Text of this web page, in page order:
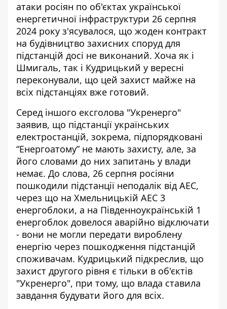
атаки росіян по об'єктах української
енергетичної інфраструктури 26 серпня
2024 року з'ясувалося, що жоден контракт
на будівництво захисних споруд для
підстанцій досі не виконаний. Хоча як і
Шмигаль, так і Кудрицький у вересні
переконували, що цей захист майже на
всіх підстанціях вже готовий.
Серед іншого ексголова "Укренерго"
заявив, що підстанції українських
електростанцій, зокрема, підпорядковані
“Енергоатому” не мають захисту, але, за
його словами до них запитань у влади
немає. До слова, 26 серпня росіяни
пошкодили підстанції неподалік від АЕС,
через що на Хмельницькій АЕС 3
енергоблоки, а на Південноукраїнській 1
енергоблок довелося аварійно відключати
- вони не могли передати вироблену
енергію через пошкодження підстанцій
споживачам. Кудрицький підкреслив, що
захист другого рівня є тільки в об'єктів
"Укренерго", при тому, що влада ставила
завдання будувати його для всіх.